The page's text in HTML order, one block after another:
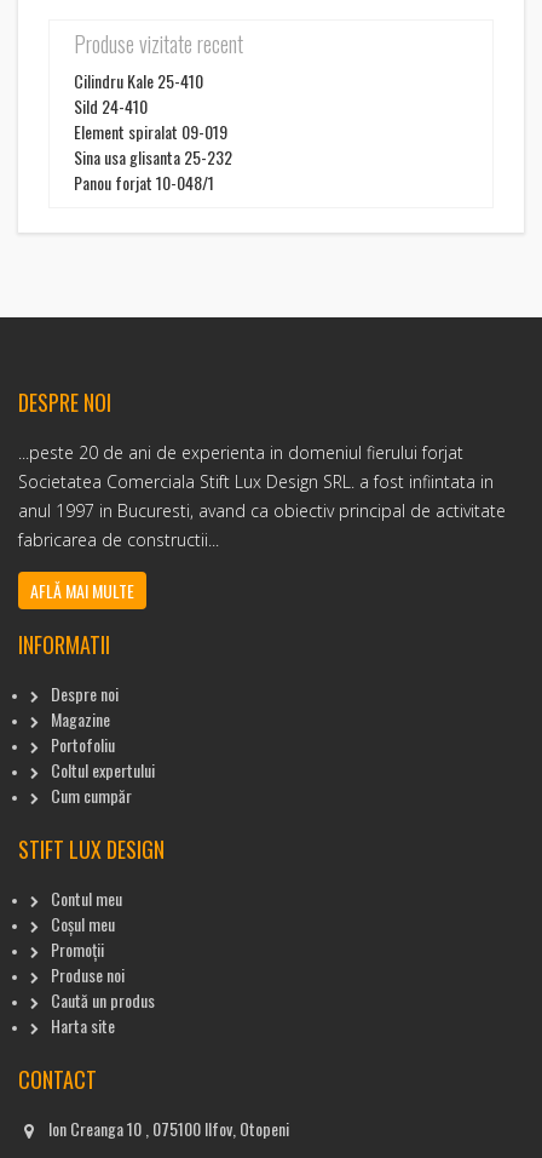
Produse vizitate recent
Cilindru Kale 25-410
Sild 24-410
Element spiralat 09-019
Sina usa glisanta 25-232
Panou forjat 10-048/1
DESPRE NOI
...peste 20 de ani de experienta in domeniul fierului forjat
Societatea Comerciala Stift Lux Design SRL. a fost infiintata in
anul 1997 in Bucuresti, avand ca obiectiv principal de activitate
fabricarea de constructii...
AFLĂ MAI MULTE
INFORMATII
Despre noi
Magazine
Portofoliu
Coltul expertului
Cum cumpăr
STIFT LUX DESIGN
Contul meu
Coșul meu
Promoții
Produse noi
Caută un produs
Harta site
CONTACT
Ion Creanga 10 , 075100 Ilfov, Otopeni